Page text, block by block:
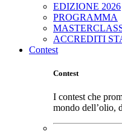
EDIZIONE 2026
PROGRAMMA
ACCREDITI
Contest
Contest
I contest che
mondo dell’olio,